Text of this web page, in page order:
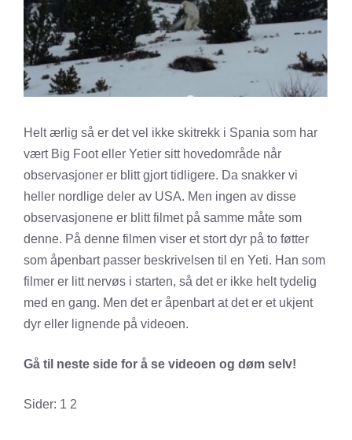
Helt ærlig så er det vel ikke skitrekk i Spania som har
vært Big Foot eller Yetier sitt hovedområde når
observasjoner er blitt gjort tidligere. Da snakker vi
heller nordlige deler av USA. Men ingen av disse
observasjonene er blitt filmet på samme måte som
denne. På denne filmen viser et stort dyr på to føtter
som åpenbart passer beskrivelsen til en Yeti. Han som
filmer er litt nervøs i starten, så det er ikke helt tydelig
med en gang. Men det er åpenbart at det er et ukjent
dyr eller lignende på videoen.
Gå til neste side for å se videoen og døm selv!
Sider: 1 2